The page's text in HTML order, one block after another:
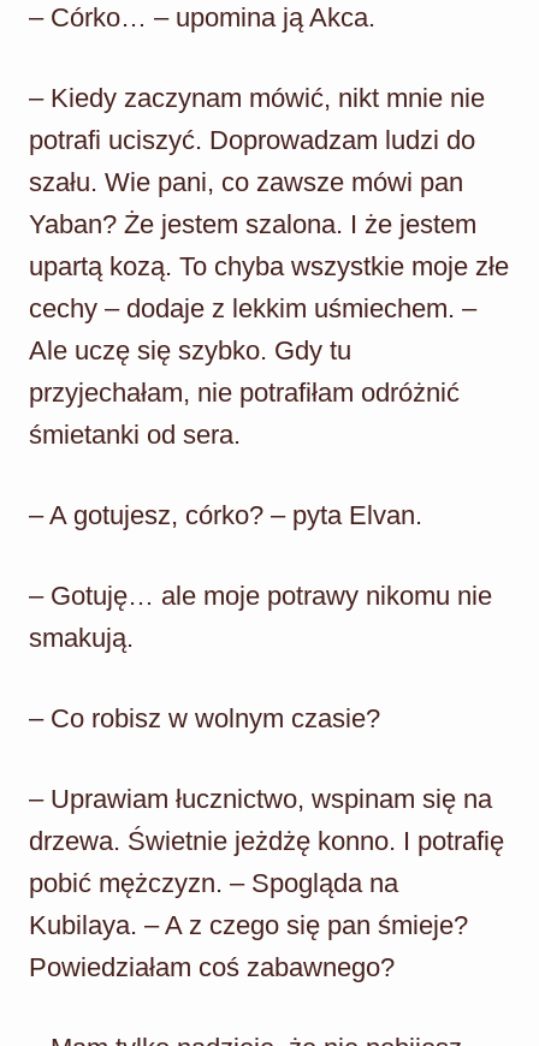
– Córko… – upomina ją Akca.
– Kiedy zaczynam mówić, nikt mnie nie
potrafi uciszyć. Doprowadzam ludzi do
szału. Wie pani, co zawsze mówi pan
Yaban? Że jestem szalona. I że jestem
upartą kozą. To chyba wszystkie moje złe
cechy – dodaje z lekkim uśmiechem. –
Ale uczę się szybko. Gdy tu
przyjechałam, nie potrafiłam odróżnić
śmietanki od sera.
– A gotujesz, córko? – pyta Elvan.
– Gotuję… ale moje potrawy nikomu nie
smakują.
– Co robisz w wolnym czasie?
– Uprawiam łucznictwo, wspinam się na
drzewa. Świetnie jeżdżę konno. I potrafię
pobić mężczyzn. – Spogląda na
Kubilaya. – A z czego się pan śmieje?
Powiedziałam coś zabawnego?